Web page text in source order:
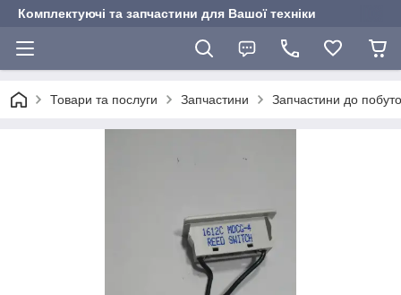
Комплектуючі та запчастини для Вашої техніки
Товари та послуги Запчастини Запчастини до